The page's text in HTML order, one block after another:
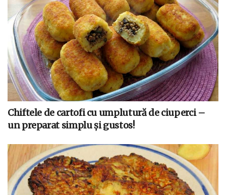
Chiftele de cartofi cu umplutură de ciuperci –
un preparat simplu și gustos!